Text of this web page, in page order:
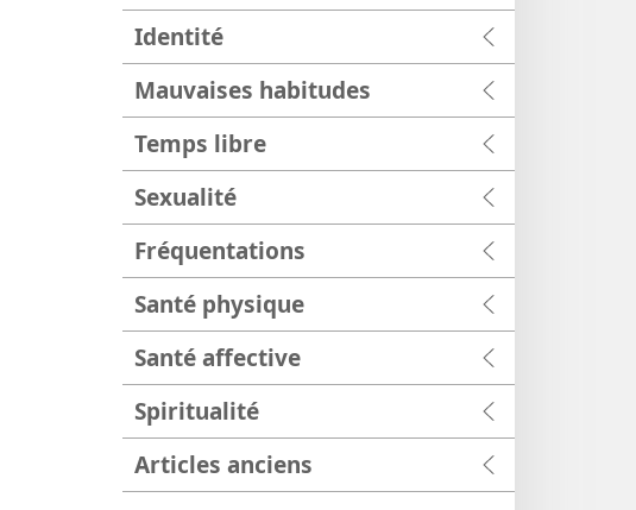
Identité
Mauvaises habitudes
Temps libre
Sexualité
Fréquentations
Santé physique
Santé affective
Spiritualité
Articles anciens